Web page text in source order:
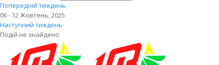
Попередній тиждень
06 - 12 Жовтень, 2025
Наступний тиждень
Подій не знайдено